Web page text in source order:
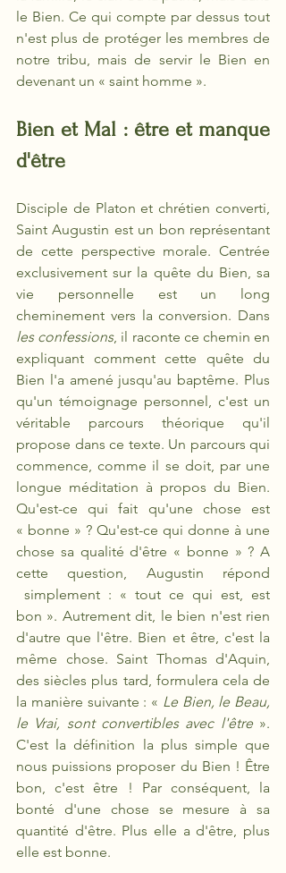
le Bien. Ce qui compte par dessus tout
n'est plus de protéger les membres de
notre tribu, mais de servir le Bien en
devenant un « saint homme ».
Bien et Mal : être et manque
d'être
Disciple de Platon et chrétien converti,
Saint Augustin est un bon représentant
de cette perspective morale. Centrée
exclusivement sur la quête du Bien, sa
vie personnelle est un long
les confessions, il raconte ce chemin en
expliquant comment cette quête du
Bien l'a amené jusqu'au baptême. Plus
qu'un témoignage personnel, c'est un
véritable parcours théorique qu'il
propose dans ce texte. Un parcours qui
commence, comme il se doit, par une
longue méditation à propos du Bien.
Qu'est-ce qui fait qu'une chose est
« bonne » ? Qu'est-ce qui donne à une
chose sa qualité d'être « bonne » ? A
cette question, Augustin répond
simplement : « tout ce qui est, est
bon ». Autrement dit, le bien n'est rien
d'autre que l'être. Bien et être, c'est la
même chose. Saint Thomas d'Aquin,
des siècles plus tard, formulera cela de
la manière suivante : « Le Bien, le Beau,
le Vrai, sont convertibles avec l'être ».
C'est la définition la plus simple que
nous puissions proposer du Bien ! Être
bon, c'est être ! Par conséquent, la
bonté d'une chose se mesure à sa
quantité d'être. Plus elle a d'être, plus
elle est bonne.